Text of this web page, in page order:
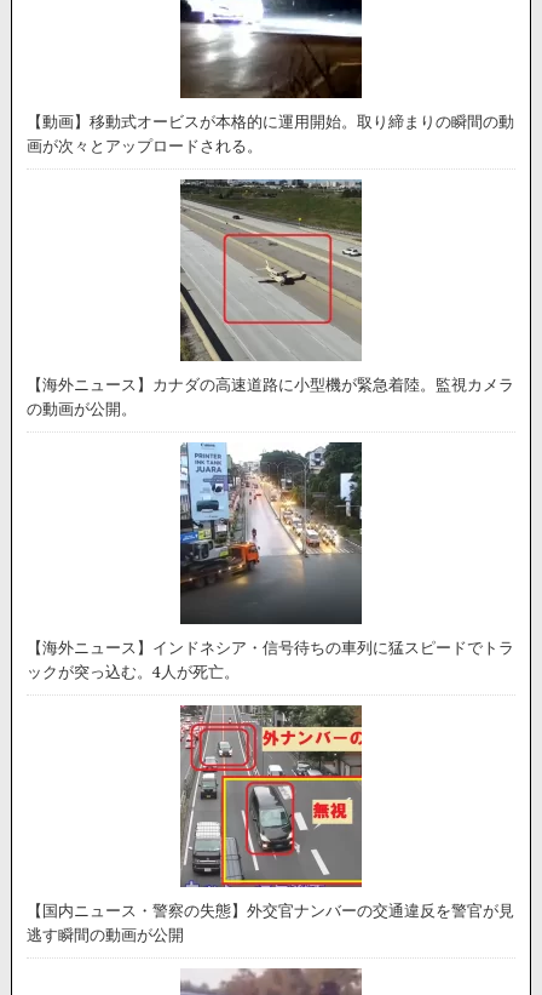
【動画】移動式オービスが本格的に運用開始。取り締まりの瞬間の動
画が次々とアップロードされる。
【海外ニュース】カナダの高速道路に小型機が緊急着陸。監視カメラ
の動画が公開。
【海外ニュース】インドネシア・信号待ちの車列に猛スピードでトラ
ックが突っ込む。4人が死亡。
【国内ニュース・警察の失態】外交官ナンバーの交通違反を警官が見
逃す瞬間の動画が公開